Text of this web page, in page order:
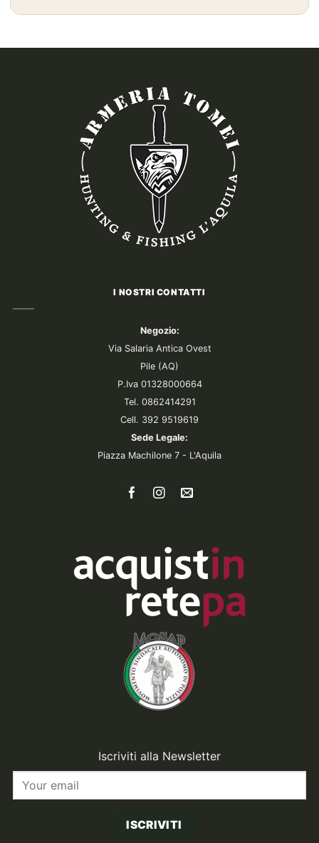
I NOSTRI CONTATTI
Negozio:
Via Salaria Antica Ovest
Pile (AQ)
P.Iva 01328000664
Tel. 0862414291
Cell. 392 9519619
Sede Legale:
Piazza Machilone 7 - L'Aquila
Iscriviti alla Newsletter
ISCRIVITI